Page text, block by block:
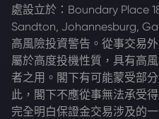
處設立於：Boundary Place
Sandton, Johannesburg,
高風險投資警告。從事交易
屬於高度投機性質，具有高
者之用。閣下有可能蒙受部
此，閣下不應從事無法承受
完全明白保證金交易涉及的